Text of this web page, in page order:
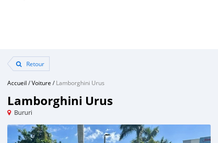
Retour
Accueil /Voiture /Lamborghini Urus
Lamborghini Urus
Bururi